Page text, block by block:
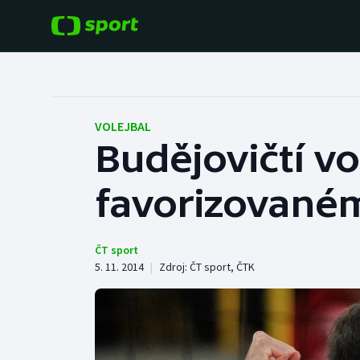
Hokej
Tenis
Cyklistika
Baseball a softbal
Basketbal
Boby a skeleton
VOLEJBAL
Budějovičtí
ČT sport
5. 11. 2014 | Zdroj: ČT sport, ČTK